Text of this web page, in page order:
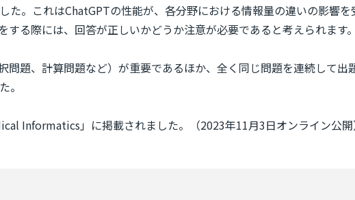
。これはChatGPTの性能が、各分野における情報量の違いの影響
る際には、回答が正しいかどうか注意が必要であると考えられます。
題、計算問題など）が重要であるほか、全く同じ問題を連続して出
。
Informatics」に掲載されました。（2023年11月3日オンライン公開